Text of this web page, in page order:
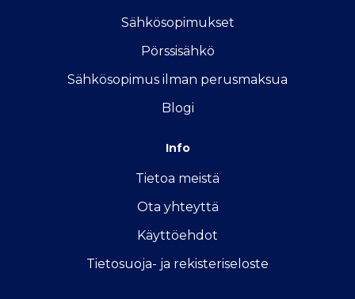
Sähkösopimukset
Pörssisähkö
Sähkösopimus ilman perusmaksua
Blogi
Info
Tietoa meistä
Ota yhteyttä
Käyttöehdot
Tietosuoja- ja rekisteriseloste